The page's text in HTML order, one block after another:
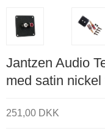
Jantzen Audio
med satin
251,00 DKK